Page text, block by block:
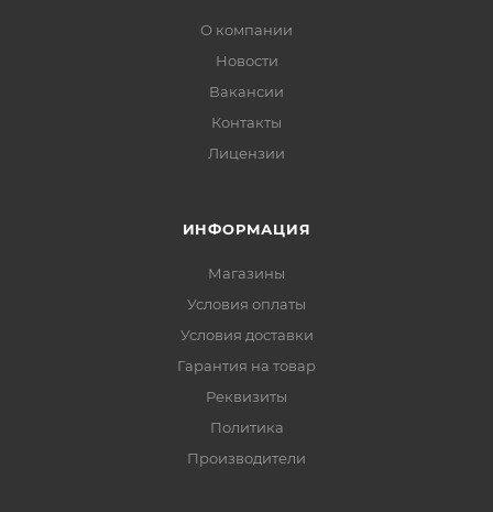
О компании
Новости
Вакансии
Контакты
Лицензии
ИНФОРМАЦИЯ
Магазины
Условия оплаты
Условия доставки
Гарантия на товар
Реквизиты
Политика
Производители